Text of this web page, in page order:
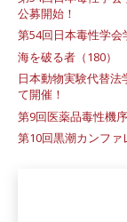
公募開始！
第54回日本毒性学会
海を破る者（180）
日本動物実験代替法
て開催！
第9回医薬品毒性機
第10回黒潮カンファ